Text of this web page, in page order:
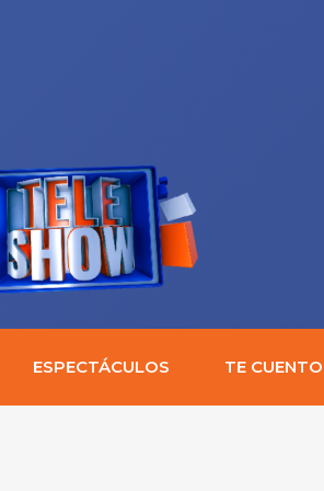
ESPECTÁCULOS TE CUENTO